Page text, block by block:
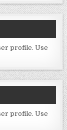
profile. Use
profile. Use